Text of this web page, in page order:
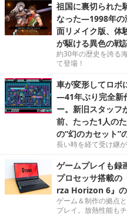
祖国に裏切られた
なった―1998年の
面リメイク版、体
が駆ける異色の戦
約30年の歴史を誇る
て登場！
車が変形してロボ
―41年ぶり完全新
ー。新旧スタッフ
前、たった1人の
の“幻のカセット”
長い時を経て受け継
ゲームプレイも
プロセッサ搭載の
rza Horizon 6』
ゲーム＆制作の拠点
プレイ。放熱性能も